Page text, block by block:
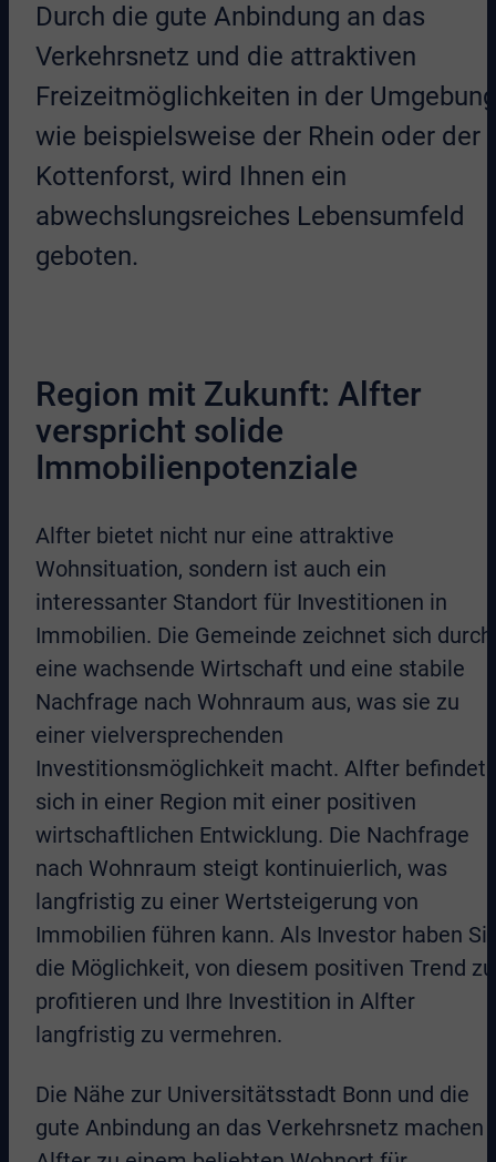
Durch die gute Anbindung an das
Verkehrsnetz und die attraktiven
Freizeitmöglichkeiten in der
wie beispielsweise der Rhein oder der
Kottenforst, wird Ihnen ein
abwechslungsreiches Lebensumfeld
geboten.
Region mit Zukunft: Alfter
verspricht solide
Immobilienpotenziale
Alfter bietet nicht nur eine attraktive
Wohnsituation, sondern ist auch ein
interessanter Standort für Investitionen in
Immobilien. Die Gemeinde zeichnet sich durch
eine wachsende Wirtschaft und eine stabile
Nachfrage nach Wohnraum aus, was sie zu
einer vielversprechenden
Investitionsmöglichkeit macht. Alfter befindet
sich in einer Region mit einer positiven
wirtschaftlichen Entwicklung. Die Nachfrage
nach Wohnraum steigt kontinuierlich, was
langfristig zu einer Wertsteigerung von
Immobilien führen kann. Als Investor haben
die Möglichkeit, von diesem positiven Trend zu
profitieren und Ihre Investition in Alfter
langfristig zu vermehren.
Die Nähe zur Universitätsstadt Bonn und die
gute Anbindung an das Verkehrsnetz machen